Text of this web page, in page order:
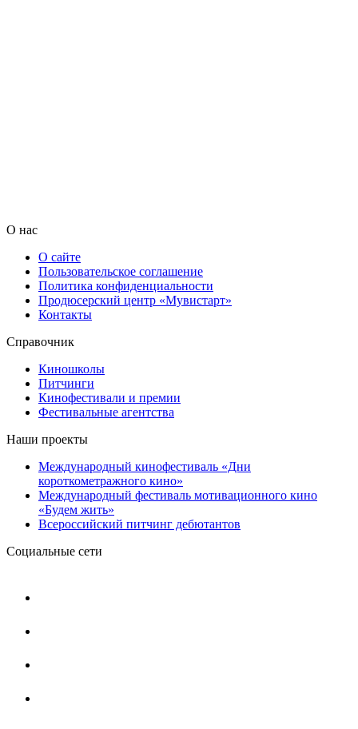
О нас
О сайте
Пользовательское соглашение
Политика конфиденциальности
Продюсерский центр «Мувистарт»
Контакты
Справочник
Киношколы
Питчинги
Кинофестивали и премии
Фестивальные агентства
Наши проекты
Международный кинофестиваль «Дни
короткометражного кино»
Международный фестиваль мотивационного кино
«Будем жить»
Всероссийский питчинг дебютантов
Социальные сети